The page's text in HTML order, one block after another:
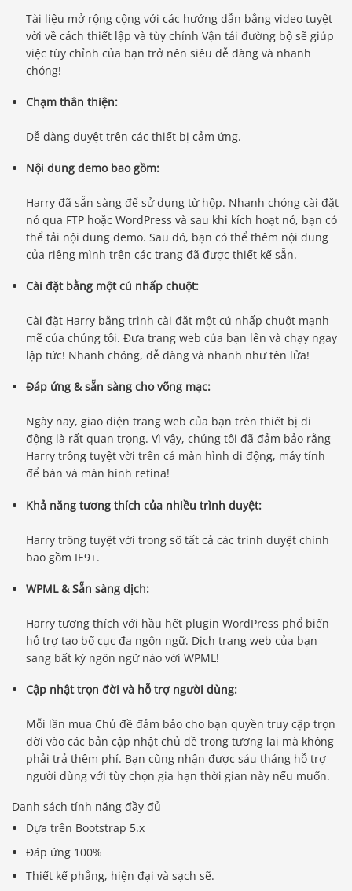
Tài liệu mở rộng cộng với các hướng dẫn bằng video tuyệt
vời về cách thiết lập và tùy chỉnh Vận tải đường bộ sẽ giúp
việc tùy chỉnh của bạn trở nên siêu dễ dàng và nhanh
chóng!
Chạm thân thiện:
Dễ dàng duyệt trên các thiết bị cảm ứng.
Nội dung demo bao gồm:
Harry đã sẵn sàng để sử dụng từ hộp. Nhanh chóng cài đặt
nó qua FTP hoặc WordPress và sau khi kích hoạt nó, bạn có
thể tải nội dung demo. Sau đó, bạn có thể thêm nội dung
của riêng mình trên các trang đã được thiết kế sẵn.
Cài đặt bằng một cú nhấp chuột:
Cài đặt Harry bằng trình cài đặt một cú nhấp chuột mạnh
mẽ của chúng tôi. Đưa trang web của bạn lên và chạy ngay
lập tức! Nhanh chóng, dễ dàng và nhanh như tên lửa!
Đáp ứng & sẵn sàng cho võng mạc:
Ngày nay, giao diện trang web của bạn trên thiết bị di
động là rất quan trọng. Vì vậy, chúng tôi đã đảm bảo rằng
Harry trông tuyệt vời trên cả màn hình di động, máy tính
để bàn và màn hình retina!
Khả năng tương thích của nhiều trình duyệt:
Harry trông tuyệt vời trong số tất cả các trình duyệt chính
bao gồm IE9+.
WPML & Sẵn sàng dịch:
Harry tương thích với hầu hết plugin WordPress phổ biến
hỗ trợ tạo bố cục đa ngôn ngữ. Dịch trang web của bạn
sang bất kỳ ngôn ngữ nào với WPML!
Cập nhật trọn đời và hỗ trợ người dùng:
Mỗi lần mua Chủ đề đảm bảo cho bạn quyền truy cập trọn
đời vào các bản cập nhật chủ đề trong tương lai mà không
phải trả thêm phí. Bạn cũng nhận được sáu tháng hỗ trợ
người dùng với tùy chọn gia hạn thời gian này nếu muốn.
Danh sách tính năng đầy đủ
Dựa trên Bootstrap 5.x
Đáp ứng 100%
Thiết kế phẳng, hiện đại và sạch sẽ.